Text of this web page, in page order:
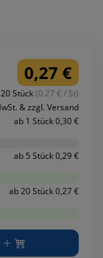
0,27 €
Stück(0.27 € / St)
& zzgl. Versand
ab 1 Stück 0,30 €
ab 5 Stück 0,29 €
ab 20 Stück 0,27 €